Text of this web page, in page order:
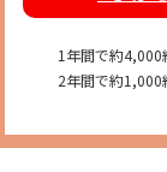
1年間で約4,000
2年間で約1,000